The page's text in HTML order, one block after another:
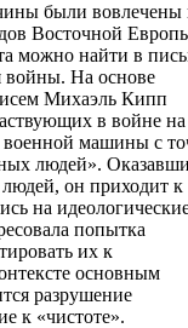
были вовлечены
Восточной
можно найти в
войны. На основе
Михаэль Кипп
в войне на
машины с
людей».
людей, он приходит к
на
попытка
их к
основным
разрушение
к «чистоте».